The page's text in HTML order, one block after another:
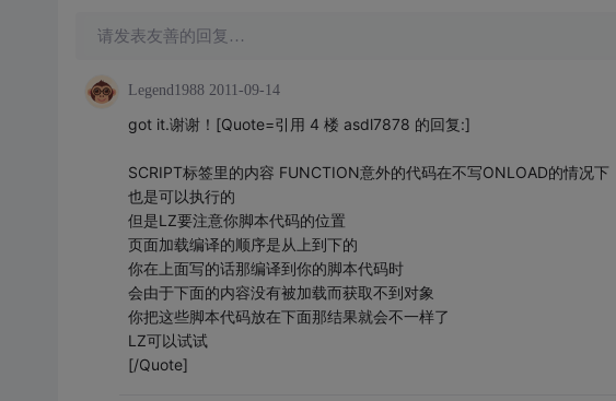
请发表友善的回复…
Legend1988 2011-09-14
got it.谢谢！[Quote=引用 4 楼 asdl7878 的回复:]
SCRIPT标签里的内容 FUNCTION意外的代码在不写ONLOAD的情况下
也是可以执行的
但是LZ要注意你脚本代码的位置
页面加载编译的顺序是从上到下的
你在上面写的话那编译到你的脚本代码时
会由于下面的内容没有被加载而获取不到对象
你把这些脚本代码放在下面那结果就会不一样了
LZ可以试试
[/Quote]